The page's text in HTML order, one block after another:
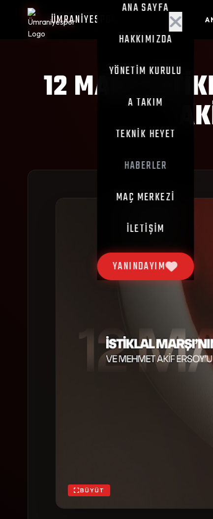
ÜMRANİYESPOR
ANA SAYFA
HAKKIMIZDA
YÖNETIM KURULU
A TAKIM
TEKNIK HEYET
HABERLER
MAÇ MERKEZI
İLETIŞIM
YANINDAYIM
12 MART
BÜYÜT